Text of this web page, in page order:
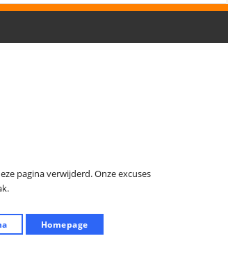
pagina verwijderd. Onze excuses
Homepage